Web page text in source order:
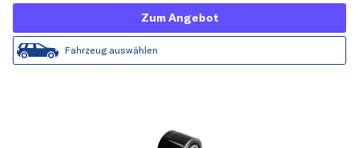
Zum Angebot
Fahrzeug auswählen